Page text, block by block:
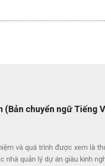
(Bản chuyển ngữ Tiếng
và quá trình được xem là
nhà quản lý dự án giàu kinh